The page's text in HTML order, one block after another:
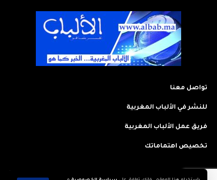
تواصل معنا
للنشر في الألباب المغربية
فريق عمل الألباب المغربية
تخصيص اهتماماتك